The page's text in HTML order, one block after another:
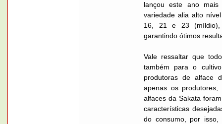
lançou este ano
variedade alia alto
16, 21 e 23
garantindo ótimos
Vale ressaltar que
também para o
produtoras de alface
apenas os
alfaces da Sakata
características
do consumo, por